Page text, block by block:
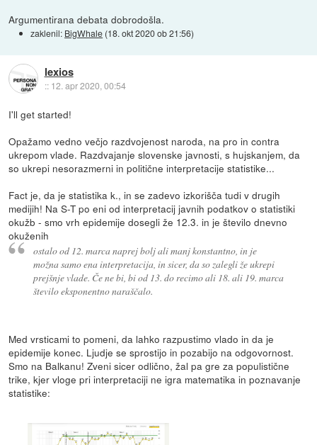
Argumentirana debata dobrodošla.
zaklenil: BigWhale (18. okt 2020 ob 21:56)
lexios
:: 12. apr 2020, 00:54
I'll get started!
Opažamo vedno večjo razdvojenost naroda, na pro in contra
ukrepom vlade. Razdvajanje slovenske javnosti, s hujskanjem, da
so ukrepi nesorazmerni in politične interpretacije statistike...
Fact je, da je statistika k., in se zadevo izkorišča tudi v drugih
medijih! Na S-T po eni od interpretacij javnih podatkov o statistiki
okužb - smo vrh epidemije dosegli že 12.3. in je število dnevno
okuženih
ostalo od 12. marca naprej bolj ali manj konstantno, in je
možna samo ena interpretacija, in sicer, da so zalegli že ukrepi
prejšnje vlade. Če ne bi, bi od 13. do recimo ali 18. ali 19. marca
število eksponentno naraščalo.
Med vrsticami to pomeni, da lahko razpustimo vlado in da je
epidemije konec. Ljudje se sprostijo in pozabijo na odgovornost.
Smo na Balkanu! Zveni sicer odlično, žal pa gre za populistične
trike, kjer vloge pri interpretaciji ne igra matematika in poznavanje
statistike: